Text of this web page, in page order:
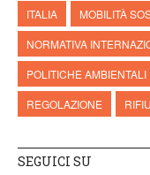
ITALIA
MOBILITÀ
NORMATIVA
POLITICHE AMBIENTALI
REGOLAZIONE
SEGUICI SU